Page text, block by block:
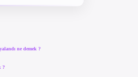
ne demek ?
?